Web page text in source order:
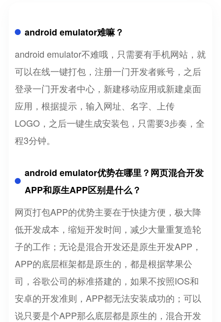
android emulator难嘛？
android emulator不难哦，只需要有手机网站，就
可以在线一键打包，注册一门开发者账号，之后
登录一门开发者中心，新建移动应用或新建桌面
应用，根据提示，输入网址、名字、上传
LOGO，之后一键生成安装包，只需要3步奏，全
程3分钟。
android emulator优势在哪里？网页混合开发
APP和原生APP区别是什么？
网页打包APP的优势主要在于快捷方便，极大降
低开发成本，缩短开发时间，减少大量重复造轮
子的工作；无论是混合开发还是原生开发APP，
APP的底层框架都是原生的，都是根据苹果公
司，谷歌公司的标准搭建的，如果不按照IOS和
安卓的开发准则，APP都无法安装成功的；可以
说只要是个APP那么底层都是原生的，混合开发